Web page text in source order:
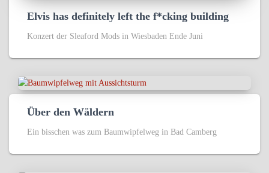
Elvis has definitely left the f*cking building
Konzert der Sleaford Mods in Wiesbaden Ende Juni
Über den Wäldern
Ein bisschen was zum Baumwipfelweg in Bad Camberg